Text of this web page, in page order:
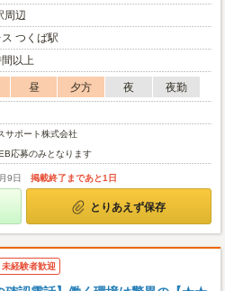
周辺
つくば駅
以上
昼 夕方 夜
夜勤
サポート株式会社
応募のみとなります
9日 掲載終了まであと1日
とりあえず保存
未経験者歓迎